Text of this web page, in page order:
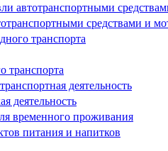
автотранспортными
средствами и
транспорта
транспорта
деятельность
деятельность
временного проживания
питания и напитков